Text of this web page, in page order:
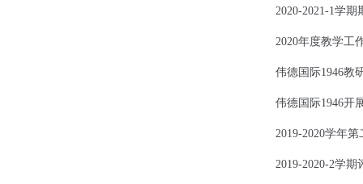
2020-2021-1学期
2020年度教学工
伟德国际1946教
伟德国际1946开
2019-2020学年
2019-2020-2学期